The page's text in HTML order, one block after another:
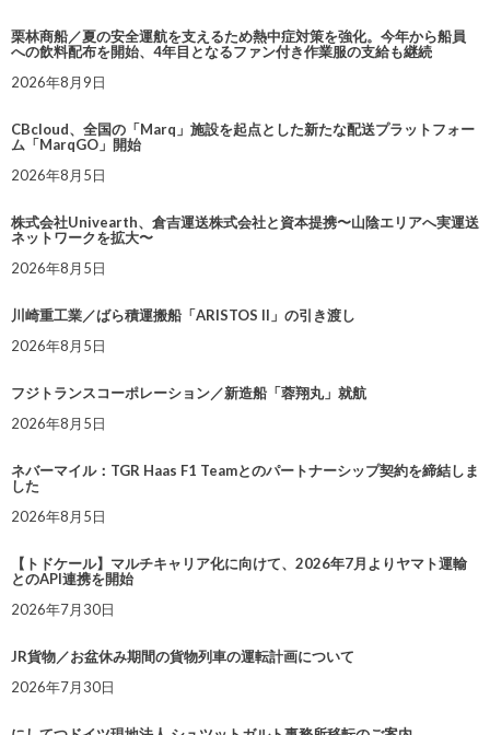
栗林商船／夏の安全運航を支えるため熱中症対策を強化。今年から船員
への飲料配布を開始、4年目となるファン付き作業服の支給も継続
2026年8月9日
CBcloud、全国の「Marq」施設を起点とした新たな配送プラットフォー
ム「MarqGO」開始
2026年8月5日
株式会社Univearth、倉吉運送株式会社と資本提携〜山陰エリアへ実運送
ネットワークを拡大〜
2026年8月5日
川崎重工業／ばら積運搬船「ARISTOS II」の引き渡し
2026年8月5日
フジトランスコーポレーション／新造船「蓉翔丸」就航
2026年8月5日
ネバーマイル：TGR Haas F1 Teamとのパートナーシップ契約を締結しま
した
2026年8月5日
【トドケール】マルチキャリア化に向けて、2026年7月よりヤマト運輸
とのAPI連携を開始
2026年7月30日
JR貨物／お盆休み期間の貨物列車の運転計画について
2026年7月30日